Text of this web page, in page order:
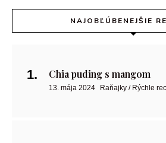
NAJOBĽÚBENEJŠIE
Chia puding s mangom
13. mája 2024 Raňajky / Rýchle